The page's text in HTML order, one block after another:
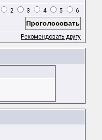
2 3 4 5 6
Рекомендовать другу